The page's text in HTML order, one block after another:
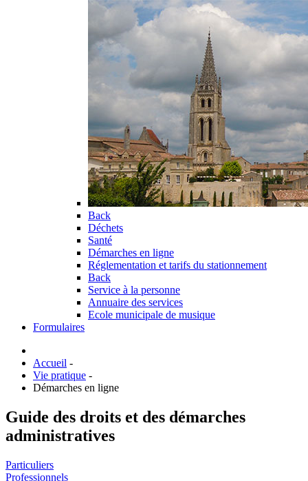
Back
Déchets
Santé
Démarches en ligne
Réglementation et tarifs du stationnement
Back
Service à la personne
Annuaire des services
Ecole municipale de musique
Formulaires
Accueil -
Vie pratique -
Démarches en ligne
Guide des droits et des démarches
administratives
Particuliers
Professionnels